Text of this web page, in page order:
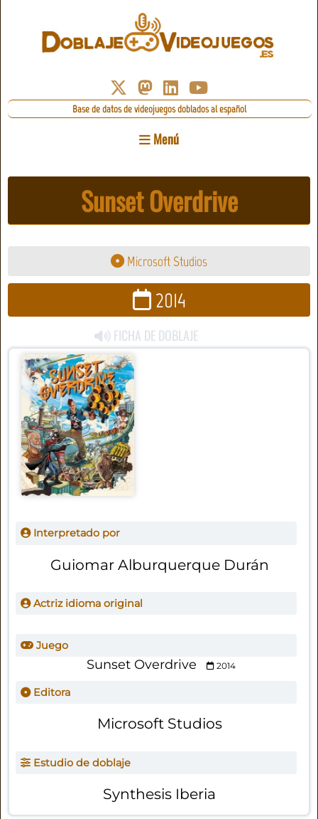
Base de datos de videojuegos doblados al español
Menú
Sunset Overdrive
Microsoft Studios
2014
FICHA DE DOBLAJE
Interpretado por
Guiomar Alburquerque Durán
Actriz idioma original
Juego
Sunset Overdrive 2014
Editora
Microsoft Studios
Estudio de doblaje
Synthesis Iberia